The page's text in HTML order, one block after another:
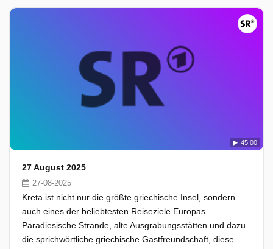
45:00
27 August 2025
27-08-2025
Kreta ist nicht nur die größte griechische Insel, sondern
auch eines der beliebtesten Reiseziele Europas.
Paradiesische Strände, alte Ausgrabungsstätten und dazu
die sprichwörtliche griechische Gastfreundschaft, diese